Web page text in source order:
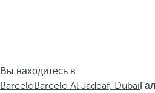
Вы находитесь в
BarcelóBarceló Al Jaddaf, Dubai